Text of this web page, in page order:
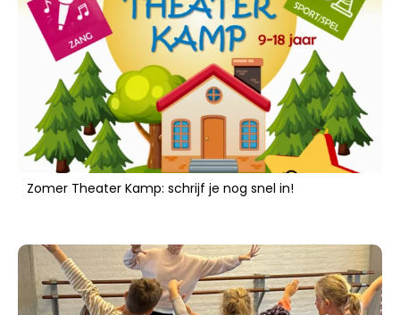
Zomer Theater Kamp: schrijf je nog snel in!